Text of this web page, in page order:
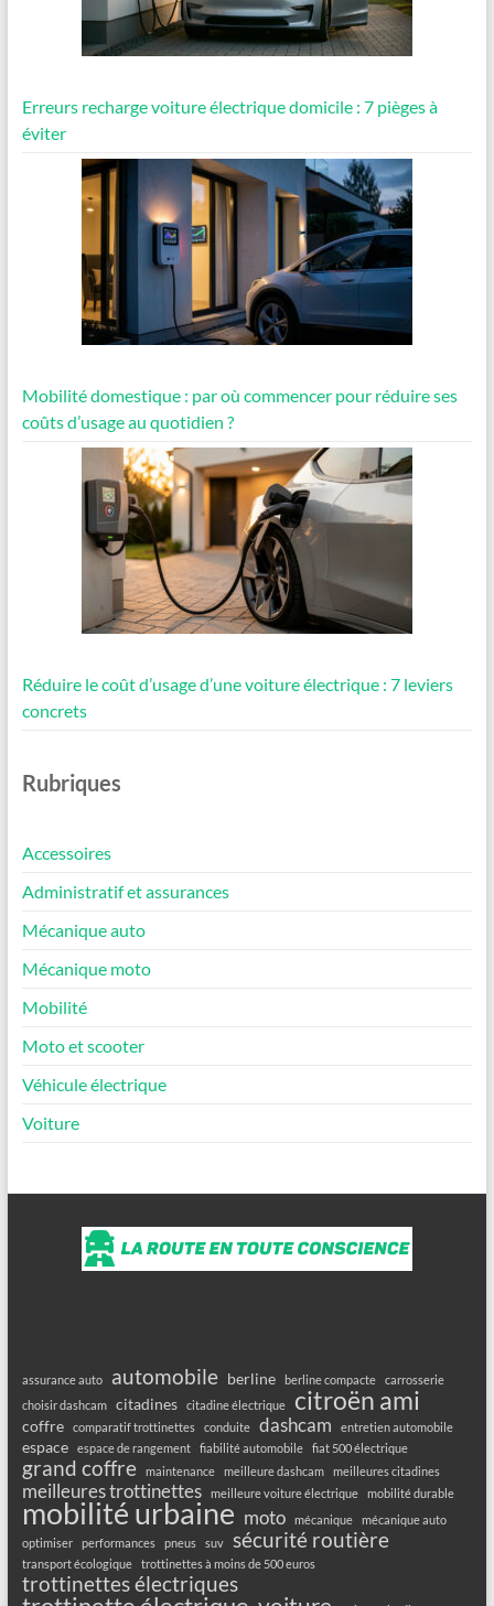
Erreurs recharge voiture électrique domicile : 7 pièges à
éviter
Mobilité domestique : par où commencer pour réduire ses
coûts d’usage au quotidien ?
Réduire le coût d’usage d’une voiture électrique : 7 leviers
concrets
Rubriques
Accessoires
Administratif et assurances
Mécanique auto
Mécanique moto
Mobilité
Moto et scooter
Véhicule électrique
Voiture
assurance auto automobile berline berline compacte
carrosserie
choisir dashcam
citadines citadine électrique citroën ami
coffre comparatif trottinettes conduite dashcam entretien automobile
espace espace de rangement fiabilité automobile fiat 500 électrique
grand coffre maintenance meilleure dashcam meilleures citadines
meilleures trottinettes meilleure voiture électrique mobilité durable
mobilité urbaine moto mécanique
mécanique auto
optimiser
performances pneus suv sécurité routière
transport écologique trottinettes à moins de 500 euros
trottinettes électriques